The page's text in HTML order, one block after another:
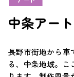
中条アー
長野市街地から車
る、中条地域。